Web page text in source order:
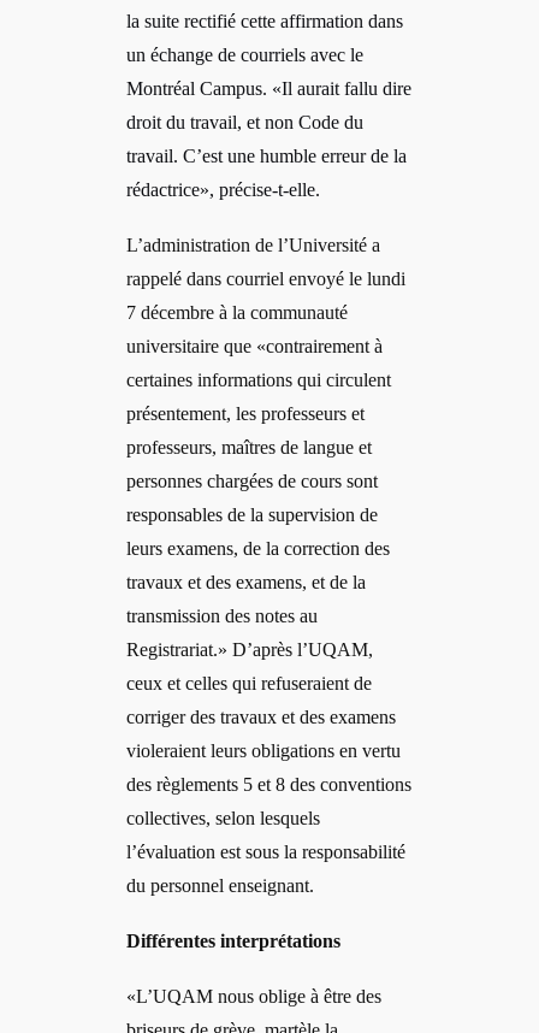
la suite rectifié cette affirmation dans
un échange de courriels avec le
Montréal Campus. «Il aurait fallu dire
droit du travail, et non Code du
travail. C’est une humble erreur de la
rédactrice», précise-t-elle.
L’administration de l’Université a
rappelé dans courriel envoyé le lundi
7 décembre à la communauté
universitaire que «contrairement à
certaines informations qui circulent
présentement, les professeurs et
professeurs, maîtres de langue et
personnes chargées de cours sont
responsables de la supervision de
leurs examens, de la correction des
travaux et des examens, et de la
transmission des notes au
Registrariat.» D’après l’UQAM,
ceux et celles qui refuseraient de
corriger des travaux et des examens
violeraient leurs obligations en vertu
des règlements 5 et 8 des conventions
collectives, selon lesquels
l’évaluation est sous la responsabilité
du personnel enseignant.
Différentes interprétations
«L’UQAM nous oblige à être des